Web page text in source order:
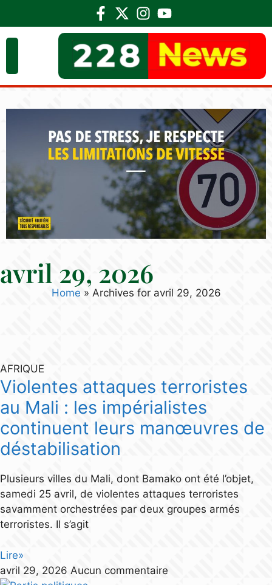
avril 29, 2026
Home » Archives for avril 29, 2026
AFRIQUE
Violentes attaques terroristes
au Mali : les impérialistes
continuent leurs manœuvres de
déstabilisation
Plusieurs villes du Mali, dont Bamako ont été l’objet,
samedi 25 avril, de violentes attaques terroristes
savamment orchestrées par deux groupes armés
terroristes. Il s’agit
Lire»
avril 29, 2026 Aucun commentaire